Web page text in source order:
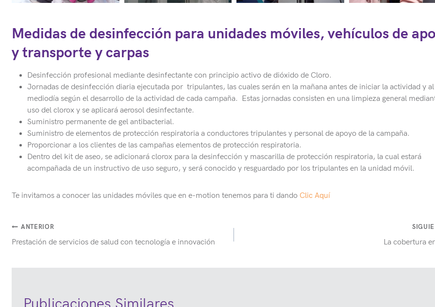
Medidas de desinfección para unidades móviles, vehículos de
y transporte y carpas
Desinfección profesional mediante desinfectante con principio activo de dióxido de Cloro.
Jornadas de desinfección diaria ejecutada por tripulantes, las cuales serán en la mañana antes de iniciar la actividad y al
mediodía según el desarrollo de la actividad de cada campaña. Estas jornadas consisten en una limpieza general
uso del clorox y se aplicará aerosol desinfectante.
Suministro permanente de gel antibacterial.
Suministro de elementos de protección respiratoria a conductores tripulantes y personal de apoyo de la campaña.
Proporcionar a los clientes de las campañas elementos de protección respiratoria.
Dentro del kit de aseo, se adicionará clorox para la desinfección y mascarilla de protección respiratoria, la cual estará
acompañada de un instructivo de uso seguro, y será conocido y resguardado por los tripulantes en la unidad móvil.
Te invitamos a conocer las unidades móviles que en e-motion tenemos para ti dando Clic Aquí
Navegación
de
entradas
ANTERIOR
Prestación de servicios de salud con tecnología e innovación La cobertura